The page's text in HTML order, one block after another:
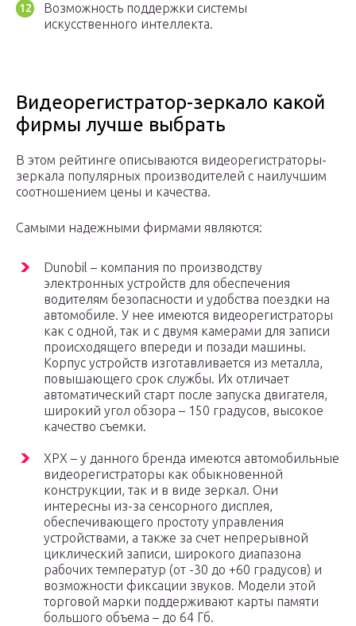
Возможность поддержки системы
искусственного интеллекта.
Видеорегистратор-зеркало какой
фирмы лучше выбрать
В этом рейтинге описываются видеорегистраторы-
зеркала популярных производителей с наилучшим
соотношением цены и качества.
Самыми надежными фирмами являются:
Dunobil – компания по производству
электронных устройств для обеспечения
водителям безопасности и удобства поездки на
автомобиле. У нее имеются видеорегистраторы
как с одной, так и с двумя камерами для записи
происходящего впереди и позади машины.
Корпус устройств изготавливается из металла,
повышающего срок службы. Их отличает
автоматический старт после запуска двигателя,
широкий угол обзора – 150 градусов, высокое
качество съемки.
ХРХ – у данного бренда имеются автомобильные
видеорегистраторы как обыкновенной
конструкции, так и в виде зеркал. Они
интересны из-за сенсорного дисплея,
обеспечивающего простоту управления
устройствами, а также за счет непрерывной
циклический записи, широкого диапазона
рабочих температур (от -30 до +60 градусов) и
возможности фиксации звуков. Модели этой
торговой марки поддерживают карты памяти
большого объема – до 64 Гб.